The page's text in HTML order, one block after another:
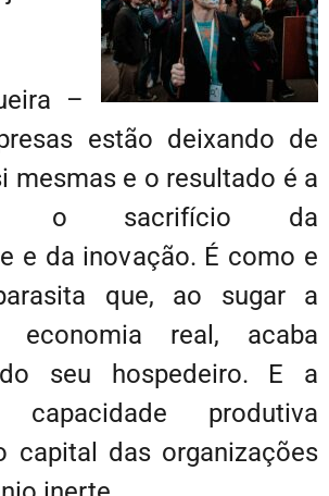
–
estão deixando de
mesmas e o resultado é a
o sacrifício da
e da inovação. É como e
que, ao sugar a
economia real, acaba
seu hospedeiro. E a
produtiva
capital das organizações